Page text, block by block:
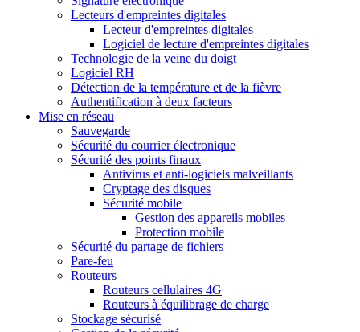
Lecteurs d'empreintes digitales
Lecteur d'empreintes digitales
Logiciel de lecture d'empreintes digitales
Technologie de la veine du doigt
Logiciel RH
Détection de la température et de la fièvre
Authentification à deux facteurs
Mise en réseau
Sauvegarde
Sécurité du courrier électronique
Sécurité des points finaux
Antivirus et anti-logiciels malveillants
Cryptage des disques
Sécurité mobile
Gestion des appareils mobiles
Protection mobile
Sécurité du partage de fichiers
Pare-feu
Routeurs
Routeurs cellulaires 4G
Routeurs à équilibrage de charge
Stockage sécurisé